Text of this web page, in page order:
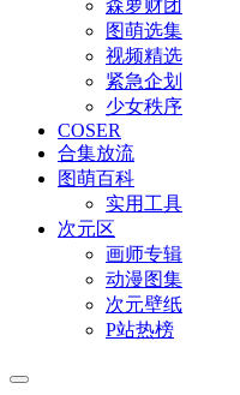
森萝财团
图萌选集
视频精选
紧急企划
少女秩序
COSER
合集放流
图萌百科
实用工具
次元区
画师专辑
动漫图集
次元壁纸
P站热榜